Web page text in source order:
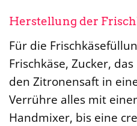
Herstellung der
Für die
Frischkäse, Zucker,
den Zitronensaft in
Verrühre alles mit
Handmixer, bis eine